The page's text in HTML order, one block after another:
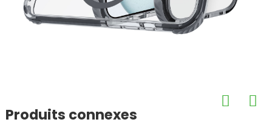
Produits connexes